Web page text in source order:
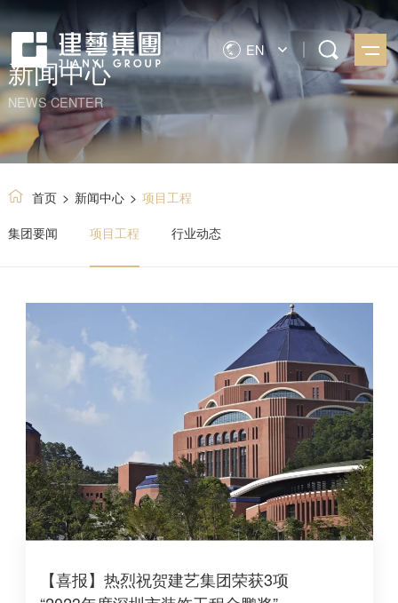
EN
新闻中心
NEWS CENTER
集团要闻 项目工程 行业动态
首页 > 新闻中心 > 项目工程
【喜报】热烈祝贺建艺集团荣获3项